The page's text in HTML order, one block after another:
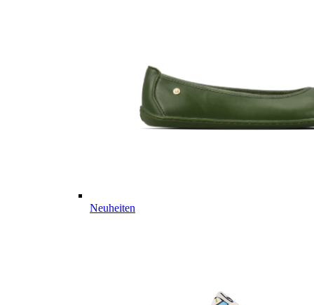
Neuheiten